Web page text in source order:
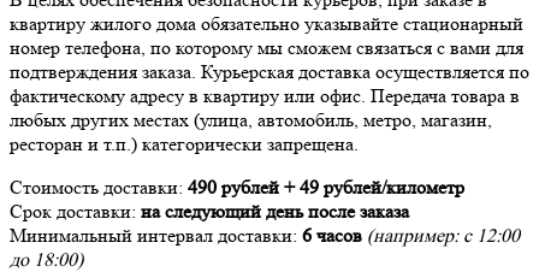
квартиру жилого дома обязательно указывайте стационарный
номер телефона, по которому мы сможем связаться с вами для
подтверждения заказа. Курьерская доставка осуществляется по
фактическому адресу в квартиру или офис. Передача товара в
любых других местах (улица, автомобиль, метро, магазин,
ресторан и т.п.) категорически запрещена.
Стоимость доставки: 490 рублей + 49 рублей/километр
Срок доставки: на следующий день после заказа
Минимальный интервал доставки: 6 часов (например: с 12:00
до 18:00)